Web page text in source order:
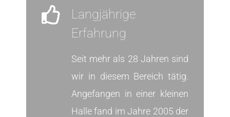
Langjährige
Erfahrung
Seit mehr als 28 Jahren sind
wir in diesem Bereich tätig.
Angefangen in einer kleinen
Halle fand im Jahre 2005 der